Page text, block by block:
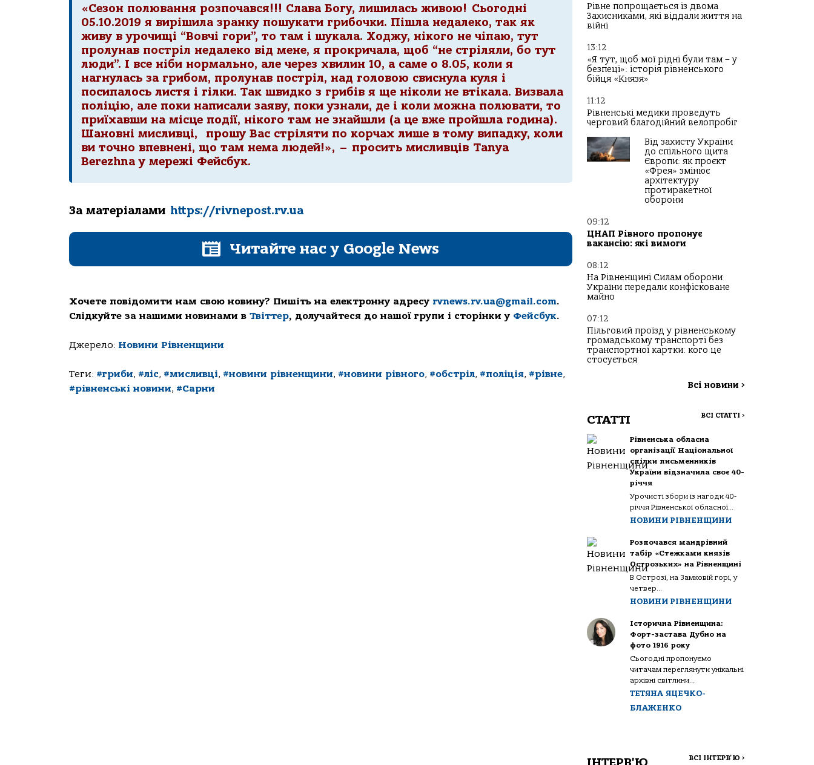
«Сезон полювання розпочався!!! Слава Богу, лишилась живою! Сьогодні
05.10.2019 я вирішила зранку пошукати грибочки. Пішла недалеко, так як
живу в урочищі “Вовчі гори”, то там і шукала. Ходжу, нікого не чіпаю, тут
пролунав постріл недалеко від мене, я прокричала, щоб “не стріляли, бо тут
люди”. І все ніби нормально, але через хвилин 10, а саме о 8.05, коли я
нагнулась за грибом, пролунав постріл, над головою свиснула куля і
посипалось листя і гілки. Так швидко з грибів я ще ніколи не втікала. Визвала
поліцію, але поки написали заяву, поки узнали, де і коли можна полювати, то
приїхавши на місце події, нікого там не знайшли (а це вже пройшла година).
Шановні мисливці, прошу Вас стріляти по корчах лише в тому випадку, коли
ви точно впевнені, що там нема людей!», – просить мисливців Tanya
Berezhna у мережі Фейсбук.
За матеріалами https://rivnepost.rv.ua
Читайте нас у Google News
Хочете повідомити нам свою новину? Пишіть на електронну адресу rvnews.rv.ua@gmail.com.
Слідкуйте за нашими новинами в Твіттер, долучайтеся до нашої групи і сторінки у Фейсбук.
Джерело: Новини Рівненщини
Теги: #гриби, #ліс, #мисливці, #новини рівненщини, #новини рівного, #обстріл, #поліція, #рівне,
#рівненські новини, #Сарни
Рівне попрощається із двома
Захисниками, які віддали життя на
війні
13:12
«Я тут, щоб мої рідні були там – у
безпеці»: історія рівненського
бійця «Князя»
11:12
Рівненські медики проведуть
черговий благодійний велопробіг
Від захисту України
до спільного щита
Європи: як проєкт
«Фрея» змінює
архітектуру
протиракетної
оборони
09:12
ЦНАП Рівного пропонує
вакансію: які вимоги
08:12
На Рівненщині Силам оборони
України передали конфісковане
майно
07:12
Пільговий проїзд у рівненському
громадському транспорті без
транспортної картки: кого це
стосується
Всі новини >
СТАТТІ ВСІ СТАТТІ >
Рівненська обласна
організації Національної
спілки письменників
України відзначила своє 40-
річчя
Урочисті збори із нагоди 40-
річчя Рівненської обласної...
НОВИНИ РІВНЕНЩИНИ
Розпочався мандрівний
табір «Стежками князів
Острозьких» на Рівненщині
В Острозі, на Замковій горі, у
четвер...
НОВИНИ РІВНЕНЩИНИ
Історична Рівненщина:
Форт-застава Дубно на
фото 1916 року
Сьогодні пропонуємо
читачам переглянути унікальні
архівні світлини...
ТЕТЯНА ЯЦЕЧКО-
БЛАЖЕНКО
ВСІ ІНТЕРВ'Ю >